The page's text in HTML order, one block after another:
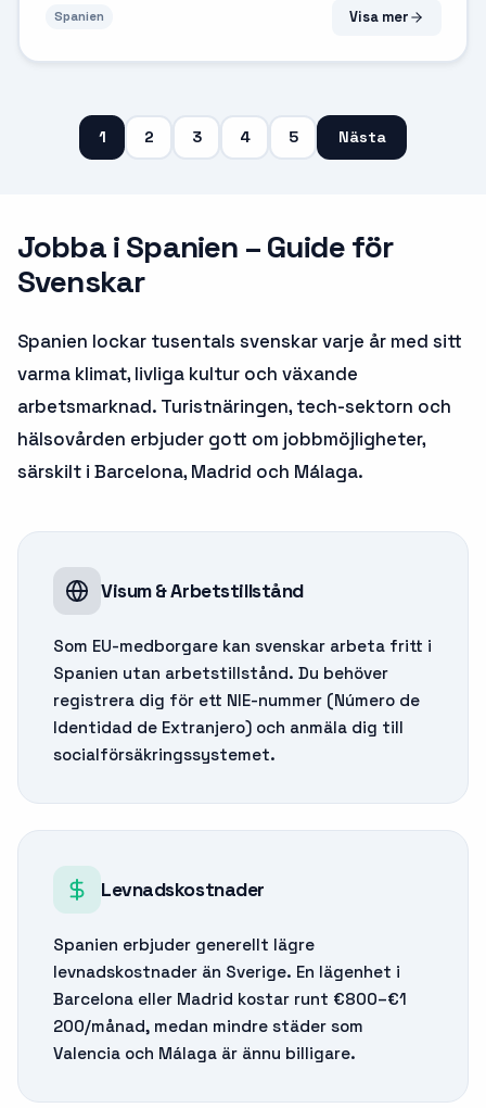
planificación y ejecución de proyectos industriales
Spanien Visa mer
1 2 3 4 5 Nästa
Jobba iSpanien – Guide för
Svenskar
Spanien lockar tusentals svenskar varje år med sitt
varma klimat, livliga kultur och växande
arbetsmarknad. Turistnäringen, tech-sektorn och
hälsovården erbjuder gott om jobbmöjligheter,
särskilt i Barcelona, Madrid och Málaga.
Visum & Arbetstillstånd
Som EU-medborgare kan svenskar arbeta fritt i
Spanien utan arbetstillstånd. Du behöver
registrera dig för ett NIE-nummer (Número de
Identidad de Extranjero) och anmäla dig till
socialförsäkringssystemet.
Levnadskostnader
Spanien erbjuder generellt lägre
levnadskostnader än Sverige. En lägenhet i
Barcelona eller Madrid kostar runt €800–€1
200/månad, medan mindre städer som
Valencia och Málaga är ännu billigare.